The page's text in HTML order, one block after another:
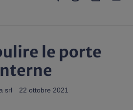
le porte
srl 22 ottobre 2021